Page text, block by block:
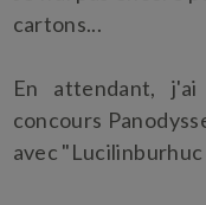
cartons...
En attendant,
concours
avec